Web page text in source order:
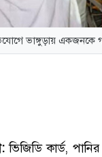
ভাঙ্গুড়ায় একজনকে
ভিজিডি কার্ড,